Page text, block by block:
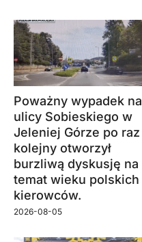
Poważny wypadek na
ulicy Sobieskiego w
Jeleniej Górze po raz
kolejny otworzył
burzliwą dyskusję na
temat wieku polskich
kierowców.
2026-08-05